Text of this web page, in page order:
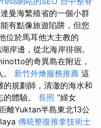
曼海繁殖省的一個小群
有點像旅遊陷阱，但您
位於馬耳他大主教的
岸邊，從北海岸徘徊。
的奇異島在附近，
新竹外燴服務推薦 這
規劃師，清澈的海水和
體驗。 長照 “婦女
離Yuktan半島東北13公
傳統整復推拿技術士